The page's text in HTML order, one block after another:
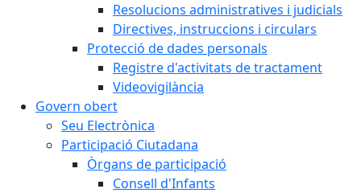
Resolucions administratives i judicials
Directives, instruccions i circulars
Protecció de dades personals
Registre d'activitats de tractament
Videovigilància
Govern obert
Seu Electrònica
Participació Ciutadana
Òrgans de participació
Consell d'Infants